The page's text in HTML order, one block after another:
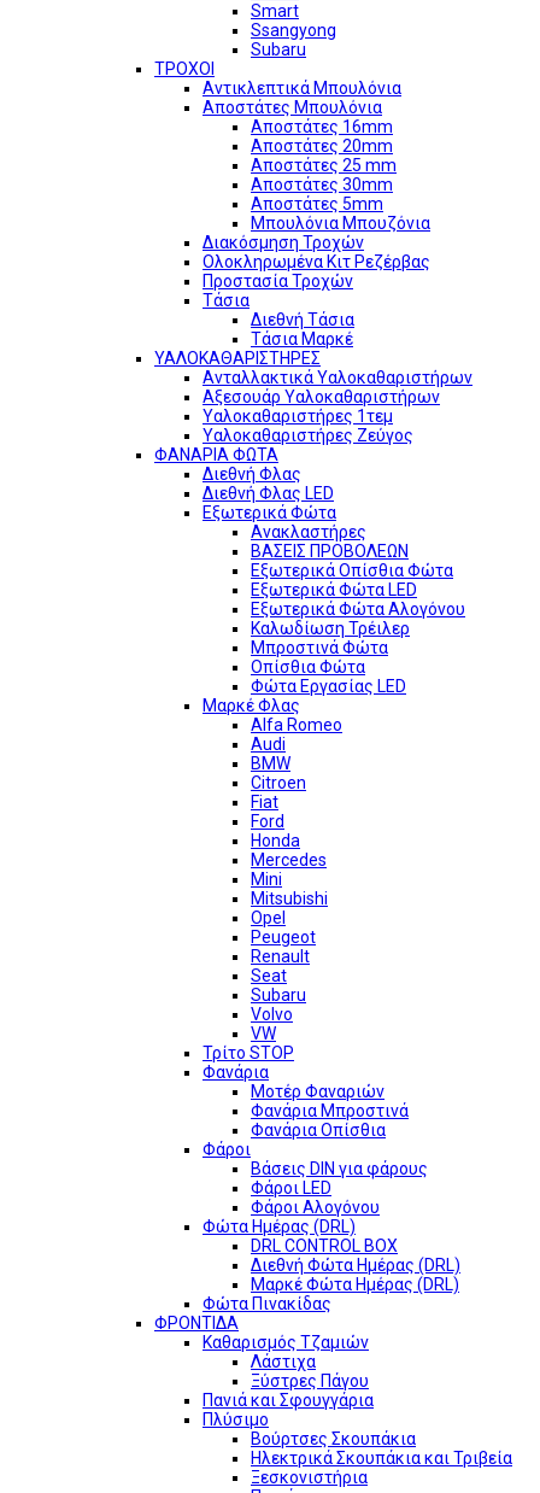
Smart
Ssangyong
Subaru
ΤΡΟΧΟΙ
Αντικλεπτικά Μπουλόνια
Αποστάτες Μπουλόνια
Αποστάτες 16mm
Αποστάτες 20mm
Αποστάτες 25 mm
Αποστάτες 30mm
Αποστάτες 5mm
Μπουλόνια Μπουζόνια
Διακόσμηση Τροχών
Ολοκληρωμένα Κιτ Ρεζέρβας
Προστασία Τροχών
Τάσια
Διεθνή Τάσια
Τάσια Μαρκέ
ΥΑΛΟΚΑΘΑΡΙΣΤΗΡΕΣ
Ανταλλακτικά Υαλοκαθαριστήρων
Αξεσουάρ Υαλοκαθαριστήρων
Υαλοκαθαριστήρες 1τεμ
Υαλοκαθαριστήρες Ζεύγος
ΦΑΝΑΡΙΑ ΦΩΤΑ
Διεθνή Φλας
Διεθνή Φλας LED
Εξωτερικά Φώτα
Ανακλαστήρες
ΒΑΣΕΙΣ ΠΡΟΒΟΛΕΩΝ
Εξωτερικά Οπίσθια Φώτα
Εξωτερικά Φώτα LED
Εξωτερικά Φώτα Αλογόνου
Καλωδίωση Τρέιλερ
Μπροστινά Φώτα
Οπίσθια Φώτα
Φώτα Εργασίας LED
Μαρκέ Φλας
Alfa Romeo
Audi
BMW
Citroen
Fiat
Ford
Honda
Mercedes
Mini
Mitsubishi
Opel
Peugeot
Renault
Seat
Subaru
Volvo
VW
Τρίτο STOP
Φανάρια
Μοτέρ Φαναριών
Φανάρια Μπροστινά
Φανάρια Οπίσθια
Φάροι
Βάσεις DIN για φάρους
Φάροι LED
Φάροι Αλογόνου
Φώτα Ημέρας (DRL)
DRL CONTROL BOX
Διεθνή Φώτα Ημέρας (DRL)
Μαρκέ Φώτα Ημέρας (DRL)
Φώτα Πινακίδας
ΦΡΟΝΤΙΔΑ
Καθαρισμός Τζαμιών
Λάστιχα
Ξύστρες Πάγου
Πανιά και Σφουγγάρια
Πλύσιμο
Βούρτσες Σκουπάκια
Ηλεκτρικά Σκουπάκια και Τριβεία
Ξεσκονιστήρια